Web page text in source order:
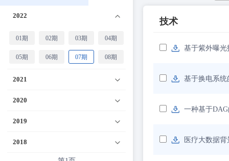
2022
01期 02期 03期 04期
05期 06期 07期 08期
2021
2020
2019
2018
技术
基于紫外曝
基于换电系统
一种基于
医疗大数据